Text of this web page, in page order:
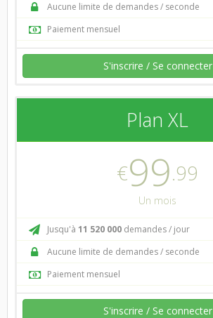
Aucune limite de demandes / seconde
Paiement mensuel
S'inscrire / Se connecter
Plan XL
€99.99
Un mois
Jusqu'à 11 520 000 demandes / jour
Aucune limite de demandes / seconde
Paiement mensuel
S'inscrire / Se connecter